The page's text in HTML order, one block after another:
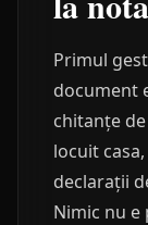
Primul
document
chitanțe
locuit
declarații
Nimic nu